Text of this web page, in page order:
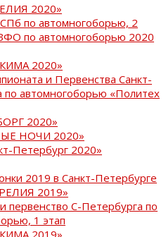
2020»
по автомногоборью, 2
по автомногоборью 2020
2020»
и Первенства Санкт-
по автомногоборью «Политех
2020»
НОЧИ 2020»
Петербург 2020»
2019 в Санкт-Петербурге
2019»
первенство С-Петербурга по
1 этап
2019»